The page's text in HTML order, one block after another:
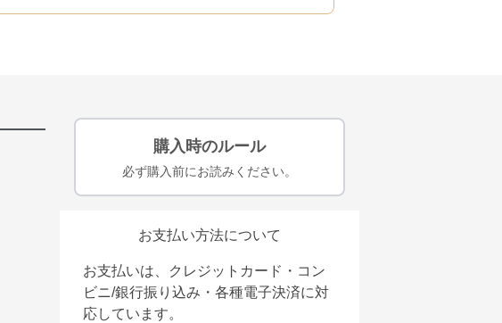
購入時のルール
必ず購入前にお読みください。
お支払い方法について
お支払いは、クレジットカード・コン
ビニ/銀行振り込み・各種電子決済に対
応しています。